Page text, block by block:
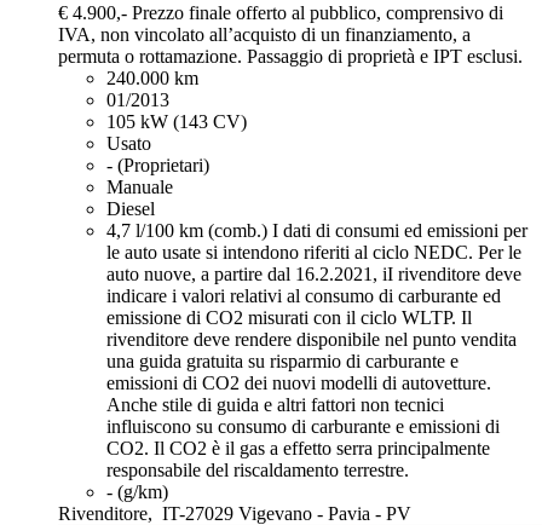
€ 4.900,- Prezzo finale offerto al pubblico, comprensivo di
IVA, non vincolato all’acquisto di un finanziamento, a
permuta o rottamazione. Passaggio di proprietà e IPT esclusi.
240.000 km
01/2013
105 kW (143 CV)
Usato
- (Proprietari)
Manuale
Diesel
4,7 l/100 km (comb.) I dati di consumi ed emissioni per
le auto usate si intendono riferiti al ciclo NEDC. Per le
auto nuove, a partire dal 16.2.2021, iI rivenditore deve
indicare i valori relativi al consumo di carburante ed
emissione di CO2 misurati con il ciclo WLTP. Il
rivenditore deve rendere disponibile nel punto vendita
una guida gratuita su risparmio di carburante e
emissioni di CO2 dei nuovi modelli di autovetture.
Anche stile di guida e altri fattori non tecnici
influiscono su consumo di carburante e emissioni di
CO2. Il CO2 è il gas a effetto serra principalmente
responsabile del riscaldamento terrestre.
- (g/km)
Rivenditore, IT-27029 Vigevano - Pavia - PV